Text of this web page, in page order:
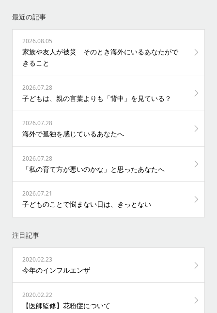
最近の記事
2026.08.05
家族や友人が被災 そのとき海外にいるあなたがで
きること
2026.07.28
子どもは、親の言葉よりも「背中」を見ている？
2026.07.28
海外で孤独を感じているあなたへ
2026.07.28
「私の育て方が悪いのかな」と思ったあなたへ
2026.07.21
子どものことで悩まない日は、きっとない
注目記事
2020.02.23
今年のインフルエンザ
2020.02.22
【医師監修】花粉症について